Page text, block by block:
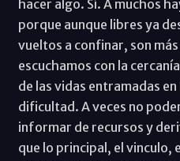
hacer algo. Sí. A muchos
porque aunque libres ya
vueltos a confinar, son
escuchamos con la
de las vidas entramadas
dificultad. A veces no
informar de recursos y
que lo principal, el vinculo,